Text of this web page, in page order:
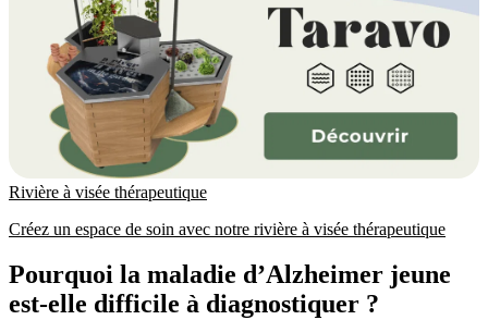
Rivière à visée thérapeutique
Créez un espace de soin avec notre rivière à visée thérapeutique
Pourquoi la maladie d’Alzheimer jeune
est-elle difficile à diagnostiquer ?